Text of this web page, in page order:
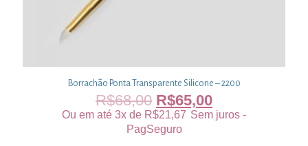
Borrachão Ponta Transparente Silicone – 2200
R$68,00 R$65,00
Ou em até 3x de R$21,67 Sem juros -
PagSeguro